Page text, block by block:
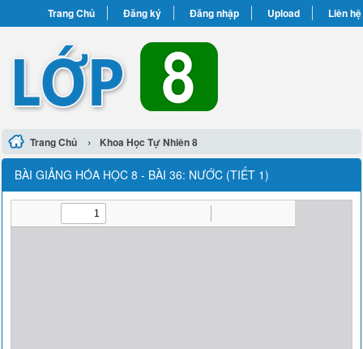
Trang Chủ Đăng ký Đăng nhập Upload Liên hệ
Trang Chủ › Khoa Học Tự Nhiên 8
BÀI GIẢNG HÓA HỌC 8 - BÀI 36: NƯỚC (TIẾT 1)